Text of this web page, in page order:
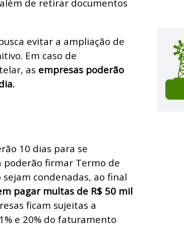
de retirar documentos
evitar a ampliação de
Em caso de
as empresas poderão
10 dias para se
poderão firmar Termo de
sejam condenadas, ao final
pagar multas de R$ 50 mil
ficam sujeitas a
e 20% do faturamento